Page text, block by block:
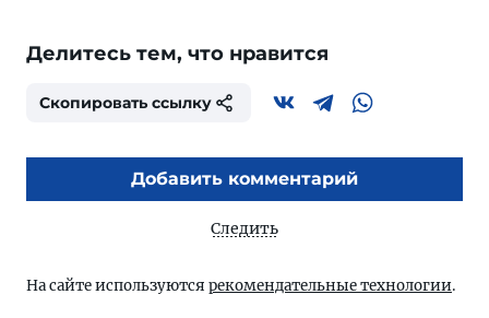
Делитесь тем, что нравится
Скопировать ссылку
Добавить комментарий
Следить
На сайте используются рекомендательные технологии.